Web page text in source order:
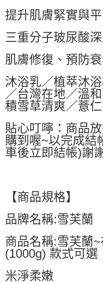
付款後萊爾富取貨
每筆NT$60，滿NT$599(含以
7-11付款取貨
每筆NT$60，滿NT$599(含以
每筆NT$60，滿NT$599(含以
宅配
提升肌膚緊實與
三重分子玻尿酸
肌膚修復、預防
沐浴乳／植萃沐
／台灣在地／溫
積雪草清爽／薏
貼心叮嚀：商品
購到喔~以完成結
車後立即結帳)謝
【商品規格】
品牌名稱:雪芙蘭
商品名稱:雪芙蘭
(1000g) 款式可選
米淨柔嫩